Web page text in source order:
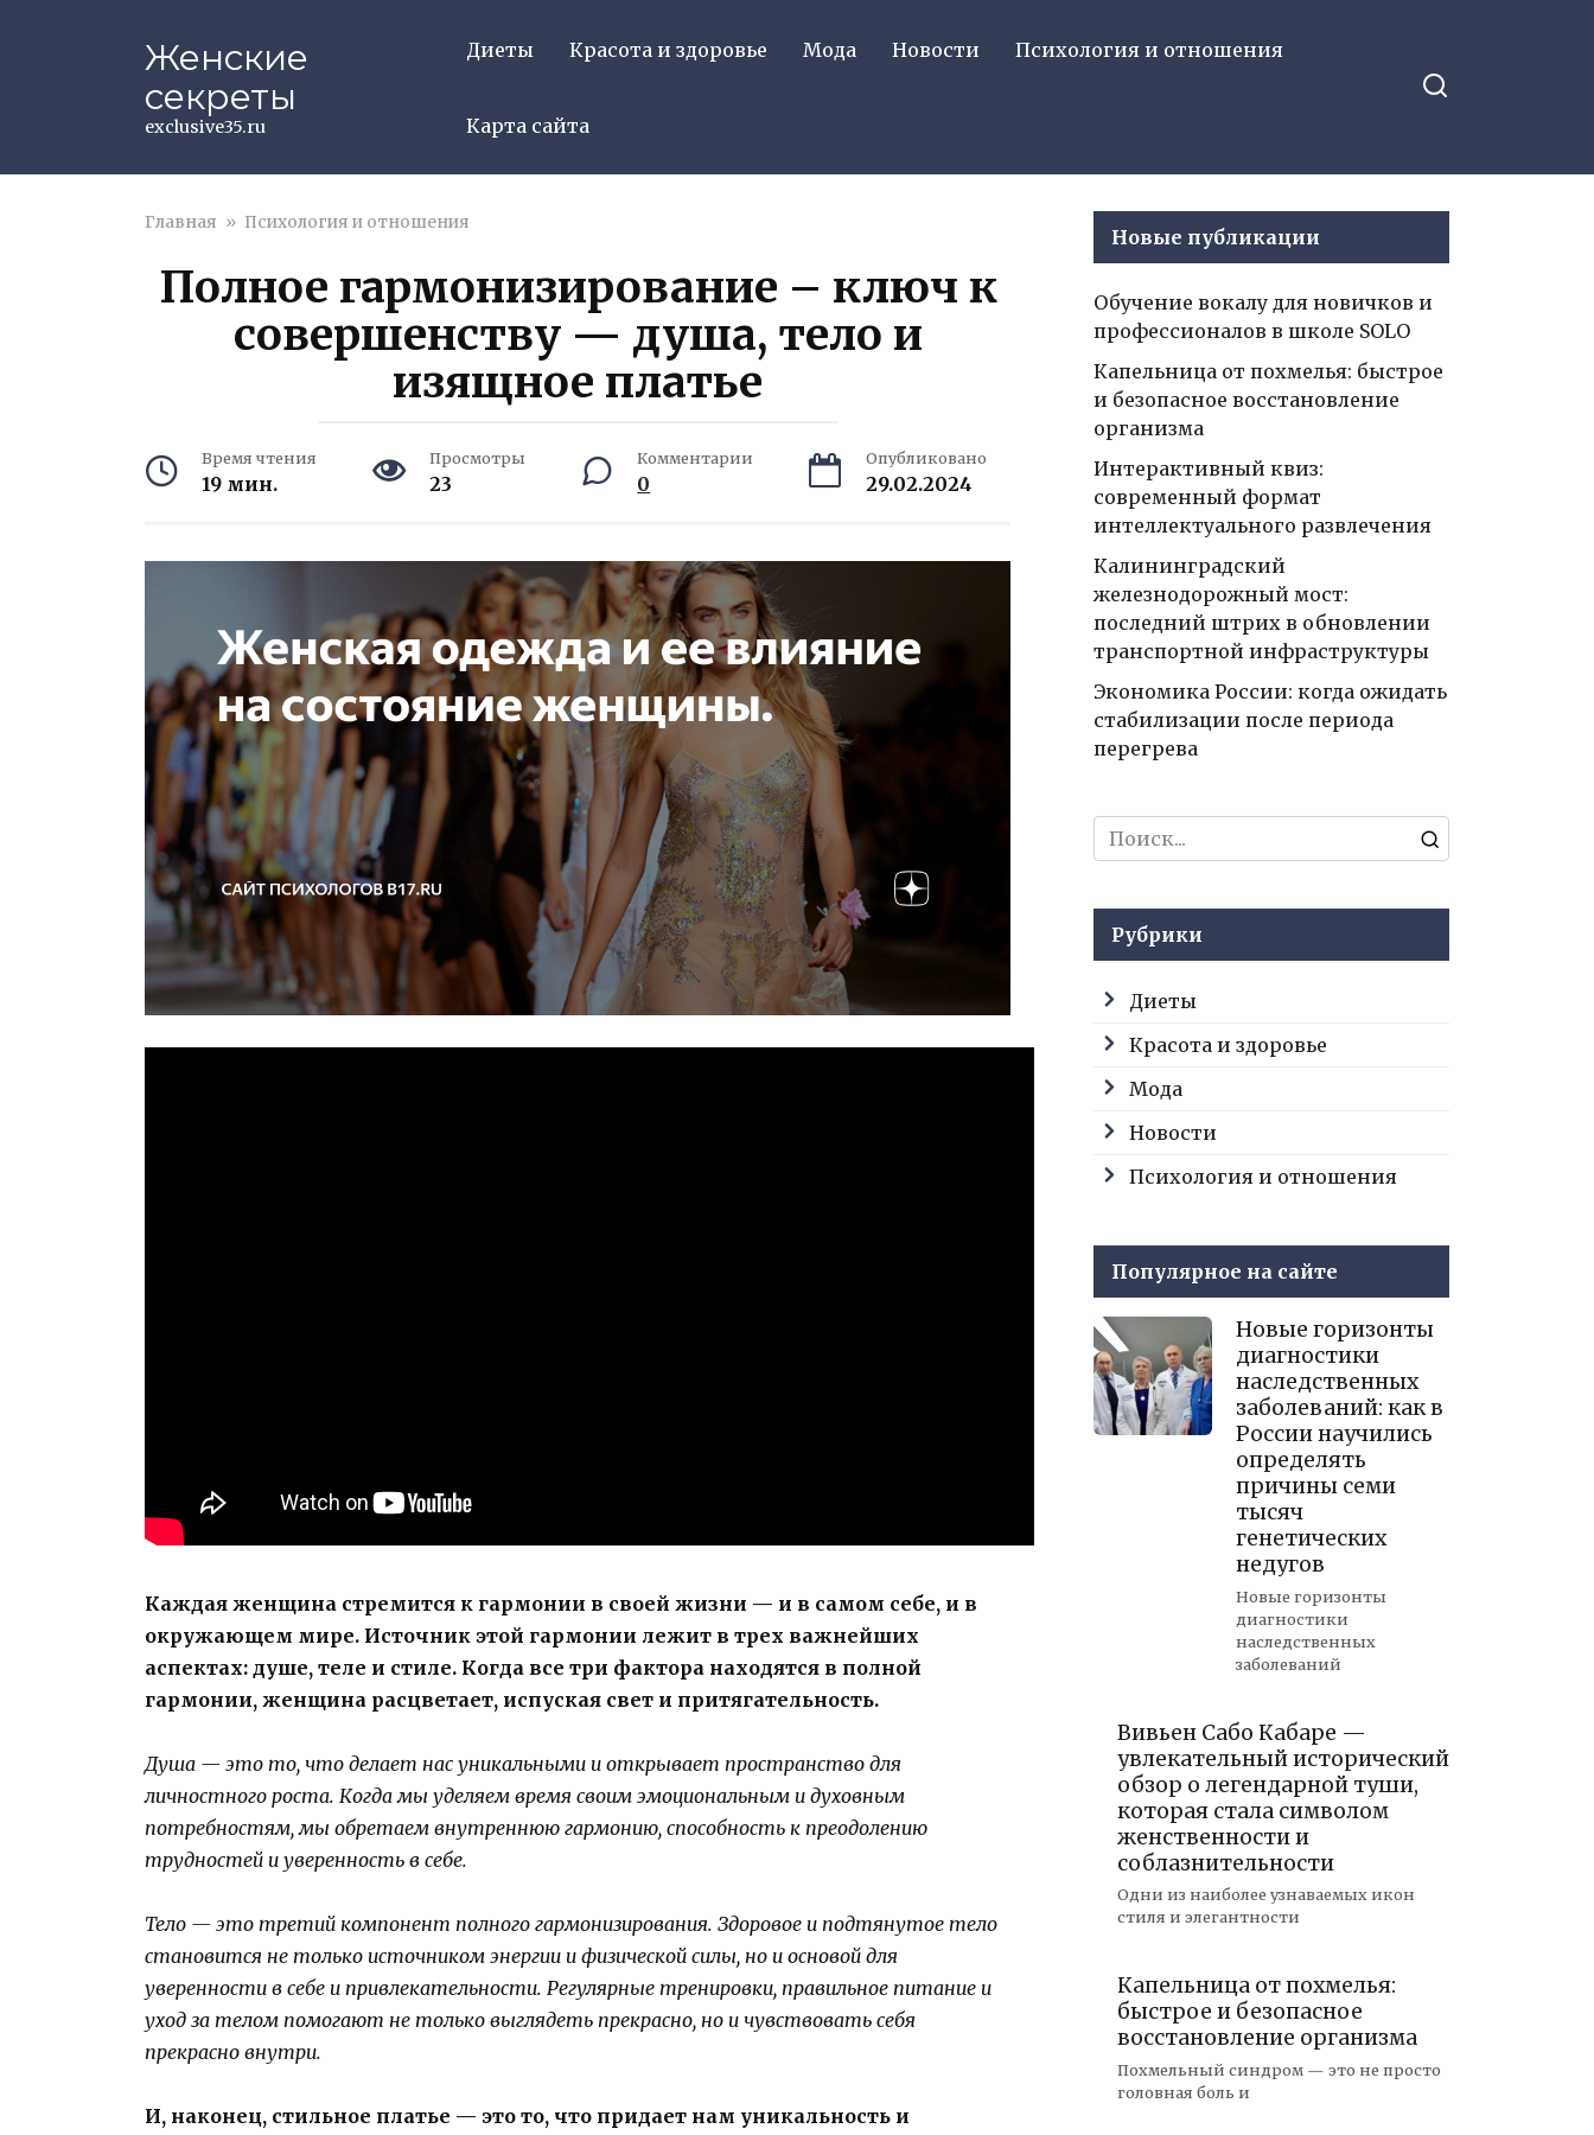
Женские
секреты
exclusive35.ru
Диеты Красота и здоровье Мода Новости Психология и отношения
Карта сайта
Главная » Психология и отношения
Полное гармонизирование – ключ к
совершенству — душа, тело и
изящное платье
Время чтения
19 мин.
Просмотры
23
Комментарии
0
Опубликовано
29.02.2024
Каждая женщина стремится к гармонии в своей жизни — и в самом себе, и в
окружающем мире. Источник этой гармонии лежит в трех важнейших
аспектах: душе, теле и стиле. Когда все три фактора находятся в полной
гармонии, женщина расцветает, испуская свет и притягательность.
Душа — это то, что делает нас уникальными и открывает пространство для
личностного роста. Когда мы уделяем время своим эмоциональным и духовным
потребностям, мы обретаем внутреннюю гармонию, способность к преодолению
трудностей и уверенность в себе.
Тело — это третий компонент полного гармонизирования. Здоровое и подтянутое тело
становится не только источником энергии и физической силы, но и основой для
уверенности в себе и привлекательности. Регулярные тренировки, правильное питание и
уход за телом помогают не только выглядеть прекрасно, но и чувствовать себя
прекрасно внутри.
И, наконец, стильное платье — это то, что придает нам уникальность и
Новые публикации
Обучение вокалу для новичков и
профессионалов в школе SOLO
Капельница от похмелья: быстрое
и безопасное восстановление
организма
Интерактивный квиз:
современный формат
интеллектуального развлечения
Калининградский
железнодорожный мост:
последний штрих в обновлении
транспортной инфраструктуры
Экономика России: когда ожидать
стабилизации после периода
перегрева
Search
for:
Рубрики
Диеты
Красота и здоровье
Мода
Новости
Психология и отношения
Популярное на сайте
Новые горизонты
диагностики
наследственных
заболеваний: как в
России научились
определять
причины семи
тысяч
генетических
недугов
Новые горизонты
диагностики
наследственных
заболеваний
Вивьен Сабо Кабаре —
увлекательный исторический
обзор о легендарной туши,
которая стала символом
женственности и
соблазнительности
Одни из наиболее узнаваемых икон
стиля и элегантности
Капельница от похмелья:
быстрое и безопасное
восстановление организма
Похмельный синдром — это не просто
головная боль и